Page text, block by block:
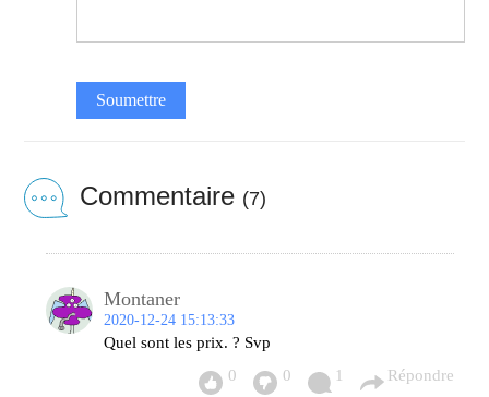
Soumettre
Commentaire (7)
Montaner
2020-12-24 15:13:33
Quel sont les prix. ? Svp
0
0 1 Répondre